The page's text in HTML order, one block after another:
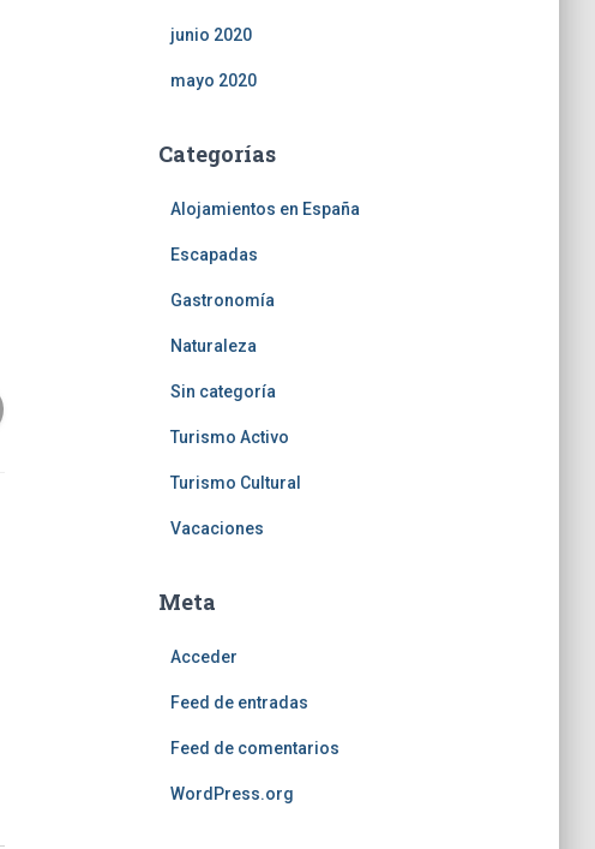
junio 2020
mayo 2020
Categorías
Alojamientos en España
Escapadas
Gastronomía
Naturaleza
Sin categoría
Turismo Activo
Turismo Cultural
Vacaciones
Meta
Acceder
Feed de entradas
Feed de comentarios
WordPress.org